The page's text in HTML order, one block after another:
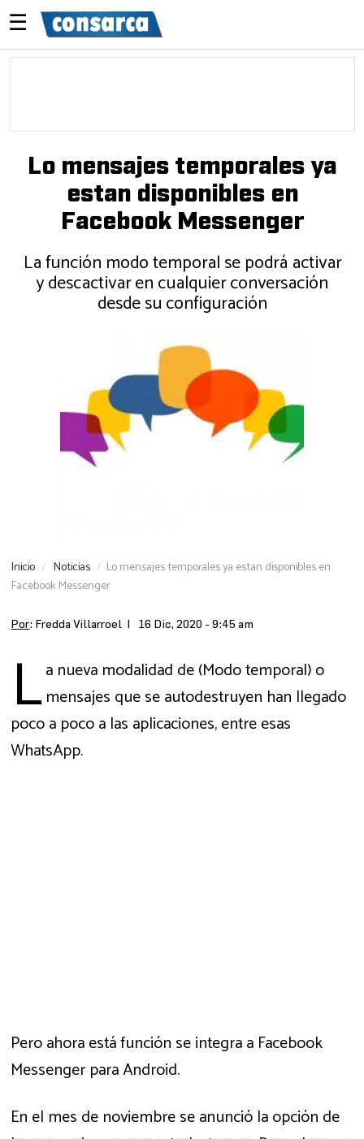
☰
Lo mensajes temporales ya
estan disponibles en
Facebook Messenger
La función modo temporal se podrá activar
y descactivar en cualquier conversación
desde su configuración
Inicio Noticias
Lo mensajes temporales ya estan disponibles en
Facebook Messenger
Por: Fredda Villarroel | 16 Dic, 2020 - 9:45 am
La nueva modalidad de (Modo temporal) o
mensajes que se autodestruyen han llegado
poco a poco a las aplicaciones, entre esas
WhatsApp.
Pero ahora está función se integra a Facebook
Messenger para Android.
En el mes de noviembre se anunció la opción de